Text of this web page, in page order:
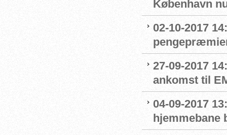
København
02-10-2017
27-09-2017
ankomst til
04-09-2017
hjemmebane